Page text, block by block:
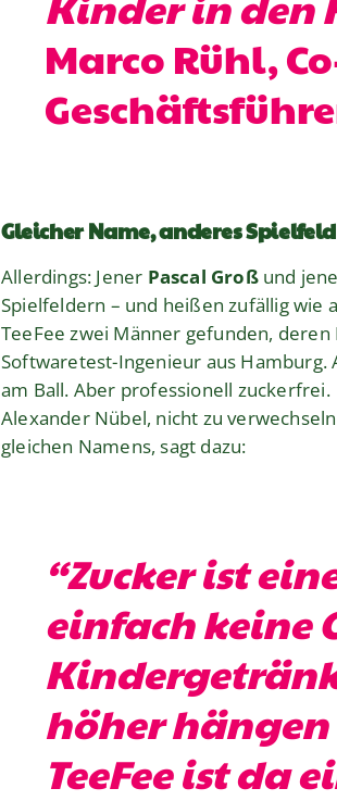
Marco Rühl,
Gleicher Name, anderes Spielfeld
Allerdings: Jener Pascal Groß und
Spielfeldern – und heißen zufällig wie
TeeFee zwei Männer gefunden,
Softwaretest-Ingenieur aus
am Ball. Aber professionell zuckerfrei.
Alexander Nübel, nicht zu
gleichen Namens, sagt dazu:
“Zucker ist
einfach keine
höher hängen
TeeFee ist da